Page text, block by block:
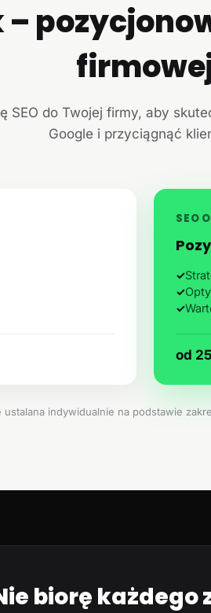
–
SEO do Twojej firmy, aby
Google i przyciągnąć
SEO
✓
✓
✓
od
indywidualnie na podstawie
biorę każdego